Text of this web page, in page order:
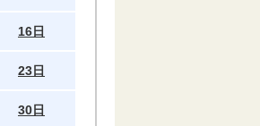
16日
23日
30日